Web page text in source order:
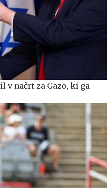
v načrt za Gazo, ki ga